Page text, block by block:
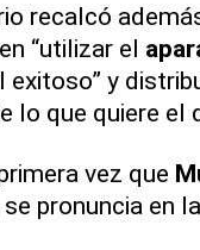
recalcó
“utilizar el
exitoso” y
lo que quiere el
vez que
pronuncia en